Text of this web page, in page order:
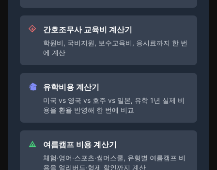
간호조무사 교육비 계산기
학원비, 국비지원, 보수교육비, 응시료까지 한 번
에 계산
유학비용 계산기
미국 vs 영국 vs 호주 vs 일본, 유학 1년 실제 비
용을 환율 반영해 한 번에 비교
여름캠프 비용 계산기
체험·영어·스포츠·썸머스쿨, 유형별 여름캠프 비
용을 얼리버드·형제 할인까지 계산